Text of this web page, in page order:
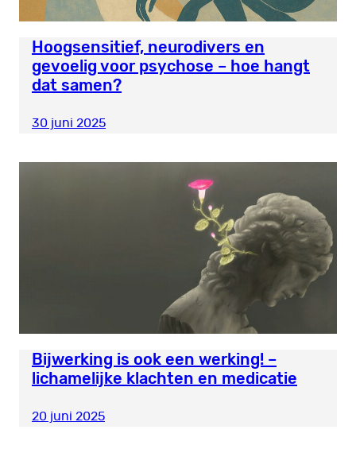
Hoogsensitief, neurodivers en
gevoelig voor psychose – hoe hangt
dat samen?
30 juni 2025
Bijwerking is ook een werking! –
lichamelijke klachten en medicatie
20 juni 2025